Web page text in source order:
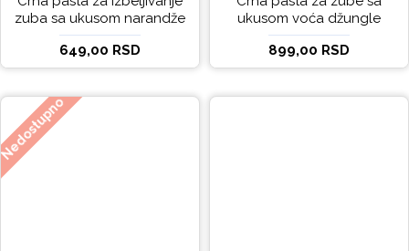
zuba sa ukusom narandže
Ecodenta 100 ml
649,00 RSD
ukusom voća džungle
Ecodenta 75 ml
899,00 RSD